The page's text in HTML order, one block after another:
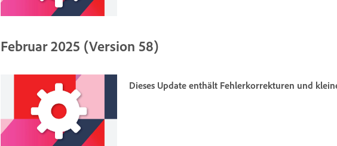
Februar 2025 (Version 58)
Dieses Update enthält Fehlerkorrekturen und